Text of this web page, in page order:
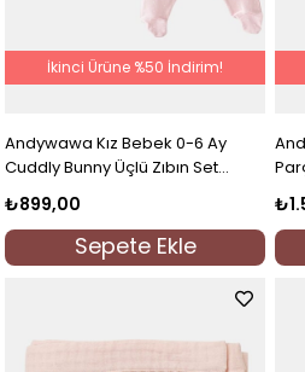
Andywawa Kız Bebek 0-6 Ay
Cuddly Bunny Üçlü Zıbın Set
Pembe
₺899,00
Sepete Ekle
İkinci Ürüne %50 İndirim!